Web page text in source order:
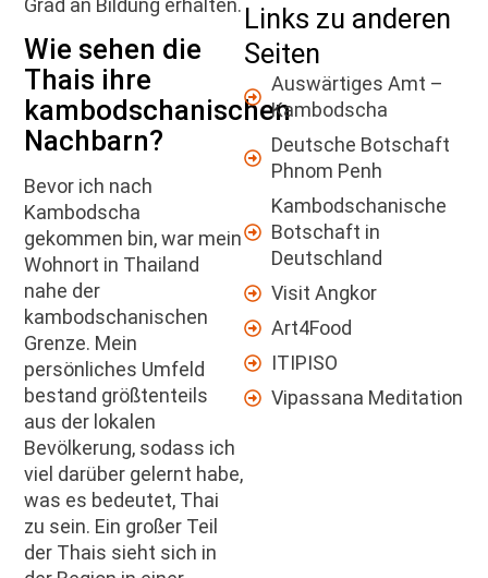
Grad an Bildung erhalten.
Wie sehen die
Thais ihre
kambodschanischen
Nachbarn?
Bevor ich nach
Kambodscha
gekommen bin, war mein
Wohnort in Thailand
nahe der
kambodschanischen
Grenze. Mein
persönliches Umfeld
bestand größtenteils
aus der lokalen
Bevölkerung, sodass ich
viel darüber gelernt habe,
was es bedeutet, Thai
zu sein. Ein großer Teil
der Thais sieht sich in
Links zu anderen
Seiten
Auswärtiges Amt –
Kambodscha
Deutsche Botschaft
Phnom Penh
Kambodschanische
Botschaft in
Deutschland
Visit Angkor
Art4Food
ITIPISO
Vipassana Meditation